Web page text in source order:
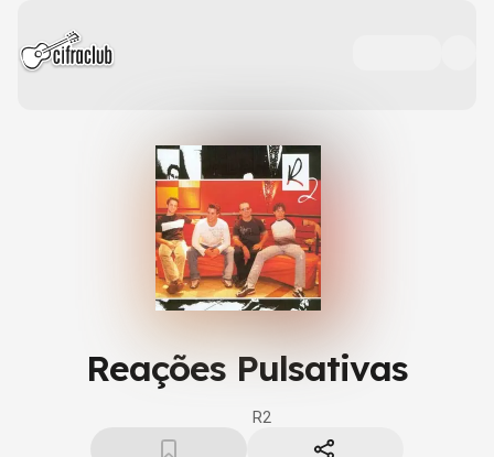
Reações Pulsativas
R2